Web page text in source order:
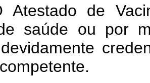
Atestado de
saúde ou por